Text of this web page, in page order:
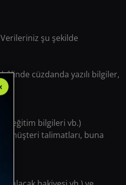
şu şekilde
cüzdanda yazılı bilgiler,
eğitim bilgileri vb.)
müşteri talimatları, buna